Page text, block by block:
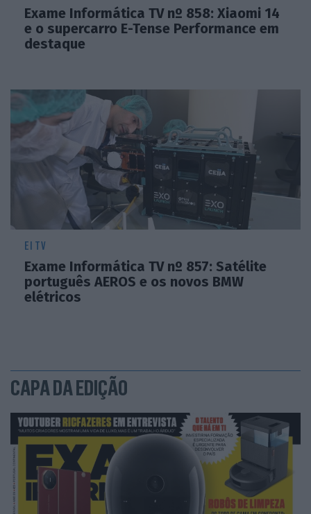
Exame Informática TV nº 858: Xiaomi 14
e o supercarro E-Tense Performance em
destaque
EI TV
Exame Informática TV nº 857: Satélite
português AEROS e os novos BMW
elétricos
CAPA DA EDIÇÃO